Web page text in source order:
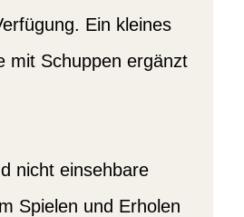
Ein kleines
mit Schuppen ergänzt
nicht einsehbare
Spielen und Erholen